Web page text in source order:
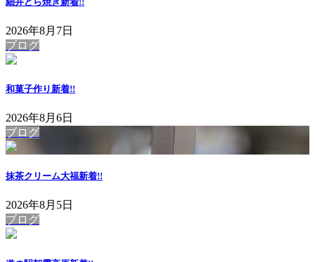
2026年8月7日
ブログ
和菓子作り新着!!
2026年8月6日
ブログ
抹茶クリーム大福新着!!
2026年8月5日
ブログ